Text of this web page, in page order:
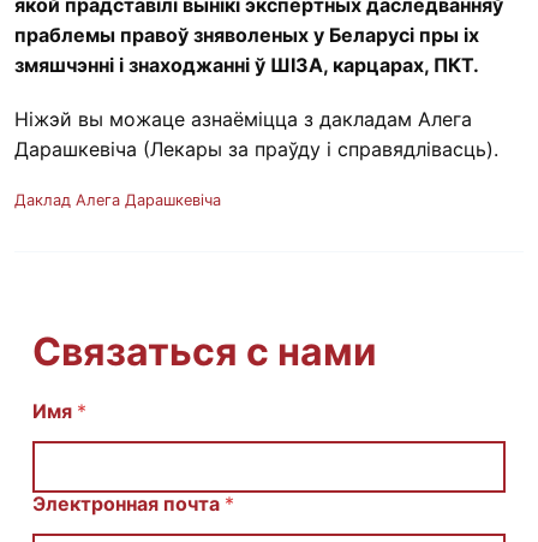
якой прадставілі вынікі экспертных даследванняў
праблемы правоў зняволеных у Беларусі пры іх
змяшчэнні і знаходжанні ў ШІЗА, карцарах, ПКТ.
Ніжэй вы можаце азнаёміцца з дакладам Алега
Дарашкевіча (Лекары за праўду і справядлівасць).
Даклад Алега Дарашкевіча
Связаться с нами
Имя *
Электронная почта *
E
l